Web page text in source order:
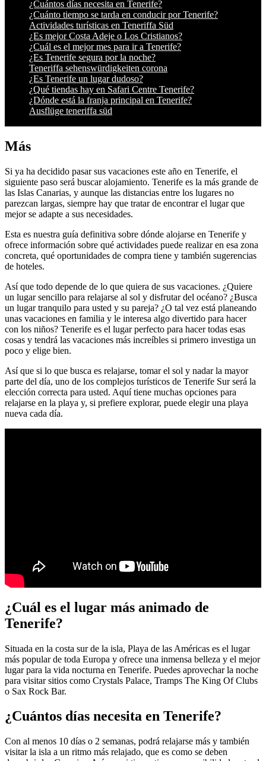
¿Cuántos días necesita en Tenerife?
¿Cuánto tiempo se tarda en conducir por Tenerife?
Actividades turísticas en Teneriffa Süd
¿Es mejor Costa Adeje o Los Cristianos?
¿Cuál es el mejor mes para ir a Tenerife?
¿Es Tenerife segura por la noche?
Teneriffa sehenswürdigkeiten corona
¿Es Tenerife un lugar dudoso?
¿Qué tiendas hay en Safari Centre Tenerife?
¿Dónde está la franja principal en Tenerife?
Ausflüge teneriffa süd
Más
Si ya ha decidido pasar sus vacaciones este año en Tenerife, el
siguiente paso será buscar alojamiento. Tenerife es la más grande de
las Islas Canarias, y aunque las distancias entre los lugares no
parezcan largas, siempre hay que tratar de encontrar el lugar que
mejor se adapte a sus necesidades.
Esta es nuestra guía definitiva sobre dónde alojarse en Tenerife y
ofrece información sobre qué actividades puede realizar en esa zona
concreta, qué oportunidades de compra tiene y también sugerencias
de hoteles.
Así que todo depende de lo que quiera de sus vacaciones. ¿Quiere
un lugar sencillo para relajarse al sol y disfrutar del océano? ¿Busca
un lugar tranquilo para usted y su pareja? ¿O tal vez está planeando
unas vacaciones en familia y le interesa algo divertido para hacer
con los niños? Tenerife es el lugar perfecto para hacer todas esas
cosas y tendrá las vacaciones más increíbles si primero investiga un
poco y elige bien.
Así que si lo que busca es relajarse, tomar el sol y nadar la mayor
parte del día, uno de los complejos turísticos de Tenerife Sur será la
elección correcta para usted. Aquí tiene muchas opciones para
relajarse en la playa y, si prefiere explorar, puede elegir una playa
nueva cada día.
¿Cuál es el lugar más animado de
Tenerife?
Situada en la costa sur de la isla, Playa de las Américas es el lugar
más popular de toda Europa y ofrece una inmensa belleza y el mejor
lugar para la vida nocturna en Tenerife. Puedes aprovechar la noche
para visitar sitios como Crystals Palace, Tramps The King Of Clubs
o Sax Rock Bar.
¿Cuántos días necesita en Tenerife?
Con al menos 10 días o 2 semanas, podrá relajarse más y también
visitar la isla a un ritmo más relajado, que es como se deben